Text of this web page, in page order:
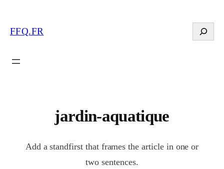
FFQ.FR Search
jardin-aquatique
Add a standfirst that frames the article in one or
two sentences.